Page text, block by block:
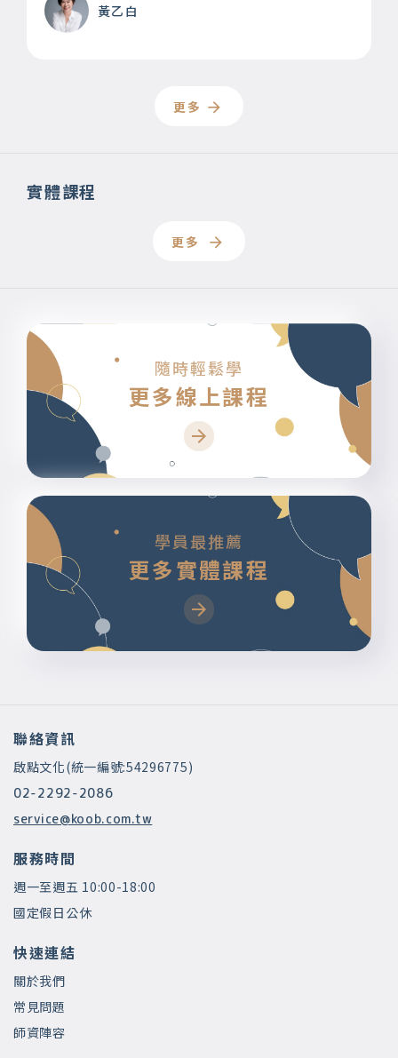
黃乙白
更多
實體課程
更多
隨時輕鬆學
更多線上課程
學員最推薦
更多實體課程
聯絡資訊
啟點文化(統一編號:54296775)
02-2292-2086
service@koob.com.tw
服務時間
週一至週五 10:00-18:00
國定假日公休
快速連結
關於我們
常見問題
師資陣容